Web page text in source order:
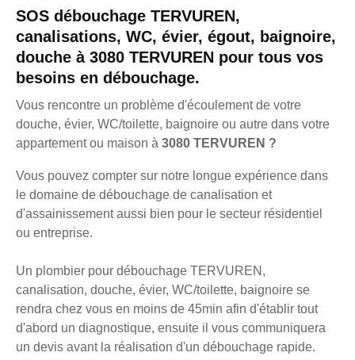
SOS débouchage TERVUREN,
canalisations, WC, évier, égout, baignoire,
douche à 3080 TERVUREN pour tous vos
besoins en débouchage.
Vous rencontre un problème d'écoulement de votre
douche, évier, WC/toilette, baignoire ou autre dans votre
appartement ou maison à 3080 TERVUREN ?
Vous pouvez compter sur notre longue expérience dans
le domaine de débouchage de canalisation et
d'assainissement aussi bien pour le secteur résidentiel
ou entreprise.
Un plombier pour débouchage TERVUREN,
canalisation, douche, évier, WC/toilette, baignoire se
rendra chez vous en moins de 45min afin d'établir tout
d'abord un diagnostique, ensuite il vous communiquera
un devis avant la réalisation d'un débouchage rapide.